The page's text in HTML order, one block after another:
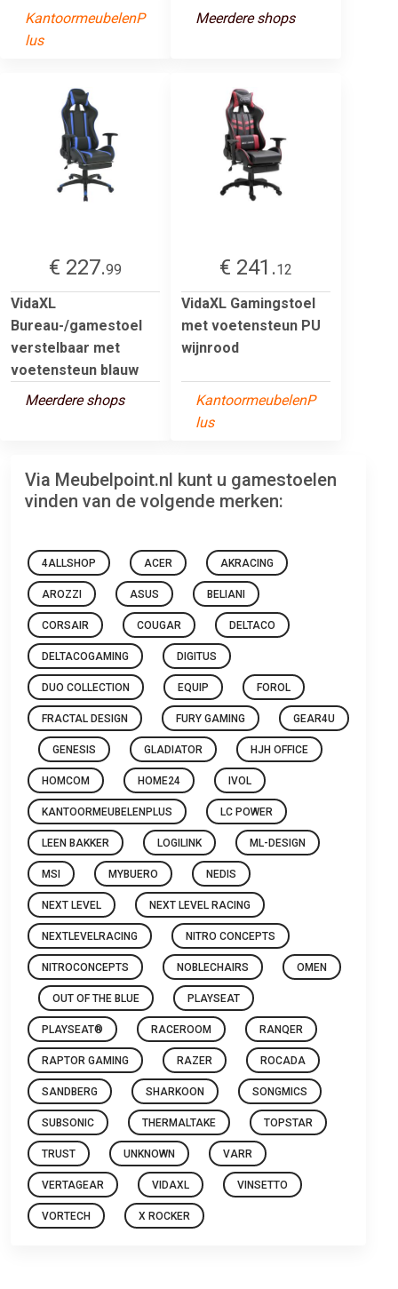
KantoormeubelenP
lus
Meerdere shops
€ 227.99
VidaXL
Bureau-/gamestoel
verstelbaar met
voetensteun blauw
Meerdere shops
€ 241.12
VidaXL Gamingstoel
met voetensteun PU
wijnrood
KantoormeubelenP
lus
Via Meubelpoint.nl kunt u gamestoelen
vinden van de volgende merken:
4ALLSHOP ACER AKRACING
AROZZI ASUS BELIANI
CORSAIR COUGAR DELTACO
DELTACOGAMING DIGITUS
DUO COLLECTION EQUIP FOROL
FRACTAL DESIGN FURY GAMING GEAR4U
GENESIS GLADIATOR HJH OFFICE
HOMCOM HOME24 IVOL
KANTOORMEUBELENPLUS LC POWER
LEEN BAKKER LOGILINK ML-DESIGN
MSI MYBUERO NEDIS
NEXT LEVEL NEXT LEVEL RACING
NEXTLEVELRACING NITRO CONCEPTS
NITROCONCEPTS NOBLECHAIRS OMEN
OUT OF THE BLUE PLAYSEAT
PLAYSEAT® RACEROOM RANQER
RAPTOR GAMING RAZER ROCADA
SANDBERG SHARKOON SONGMICS
SUBSONIC THERMALTAKE TOPSTAR
TRUST UNKNOWN VARR
VERTAGEAR VIDAXL VINSETTO
VORTECH X ROCKER